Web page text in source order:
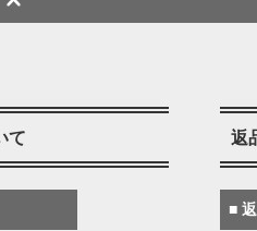
て 返
■